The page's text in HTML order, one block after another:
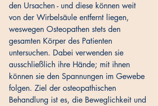
den Ursachen - und diese können weit
von der Wirbelsäule entfernt liegen,
weswegen Osteopathen stets den
gesamten Körper des Patienten
untersuchen. Dabei verwenden sie
ausschließlich ihre Hände; mit ihnen
können sie den Spannungen im Gewebe
folgen. Ziel der osteopathischen
Behandlung ist es, die Beweglichkeit und